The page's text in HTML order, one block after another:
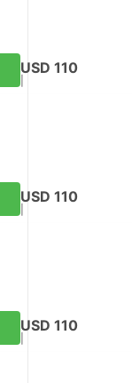
USD 110
به
USD 110
به
USD 110
به